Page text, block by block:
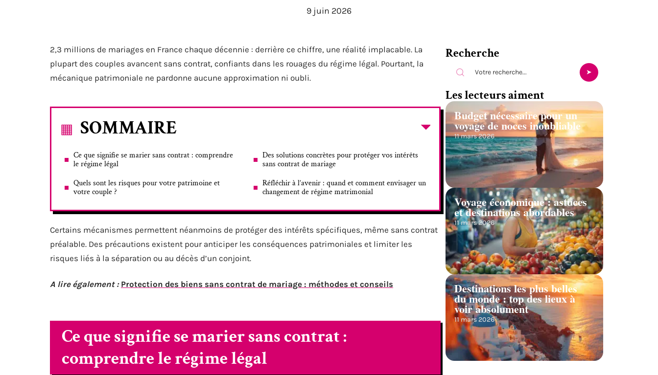
9 juin 2026
2,3 millions de mariages en France chaque décennie : derrière ce chiffre, une réalité implacable. La
plupart des couples avancent sans contrat, confiants dans les rouages du régime légal. Pourtant, la
mécanique patrimoniale ne pardonne aucune approximation ni oubli.
SOMMAIRE
Ce que signifie se marier sans contrat : comprendre
le régime légal
Quels sont les risques pour votre patrimoine et
votre couple ?
Des solutions concrètes pour protéger vos intérêts
sans contrat de mariage
Réfléchir à l’avenir : quand et comment envisager un
changement de régime matrimonial
Certains mécanismes permettent néanmoins de protéger des intérêts spécifiques, même sans contrat
préalable. Des précautions existent pour anticiper les conséquences patrimoniales et limiter les
risques liés à la séparation ou au décès d’un conjoint.
A lire également : Protection des biens sans contrat de mariage : méthodes et conseils
Ce que signifie se marier sans contrat :
comprendre le régime légal
Recherche
Les lecteurs aiment
Budget nécessaire pour un
voyage de noces inoubliable
11 mars 2026
Voyage économique : astuces
et destinations abordables
11 mars 2026
Destinations les plus belles
du monde : top des lieux à
voir absolument
11 mars 2026